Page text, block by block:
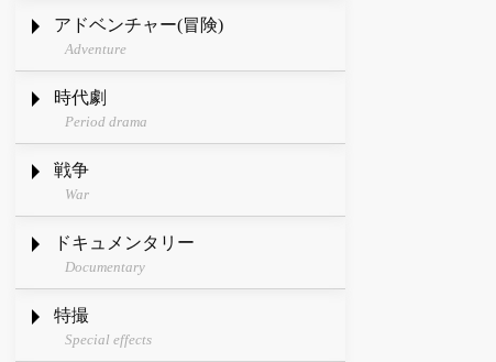
アドベンチャー(冒険)
Adventure
時代劇
Period drama
戦争
War
ドキュメンタリー
Documentary
特撮
Special effects